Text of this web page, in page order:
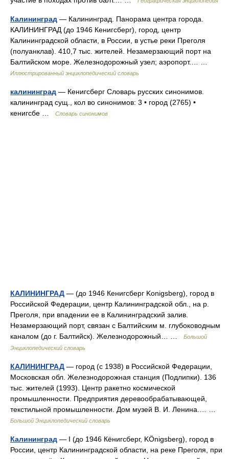
Калининград — Калининград. Панорама центра города.
КАЛИНИНГРАД (до 1946 Кенигсберг), город, центр
Калининградской области, в России, в устье реки Преголя
(полуанклав). 410,7 тыс. жителей. Незамерзающий порт на
Балтийском море. Железнодорожный узел; аэропорт.… …
Иллюстрированный энциклопедический словарь
калининград — Кенигсберг Словарь русских синонимов.
калининград сущ., кол во синонимов: 3 • город (2765) •
кенигсбе …
Словарь синонимов
КАЛИНИНГРАД — (до 1946 Кенигсберг Konigsberg), город в
Российской Федерации, центр Калининградской обл., на р.
Преголя, при впадении ее в Калининградский залив.
Незамерзающий порт, связан с Балтийским м. глубоководным
каналом (до г. Балтийск). Железнодорожный… …
Большой
Энциклопедический словарь
КАЛИНИНГРАД — город (с 1938) в Российской Федерации,
Московская обл. Железнодорожная станция (Подлипки). 136
тыс. жителей (1993). Центр ракетно космической
промышленности. Предприятия деревообрабатывающей,
текстильной промышленности. Дом музей В. И. Ленина.… …
Большой Энциклопедический словарь
Калининград — I (до 1946 Кёнигсберг, KÖnigsberg), город в
России, центр Калининградской области, на реке Преголя, при